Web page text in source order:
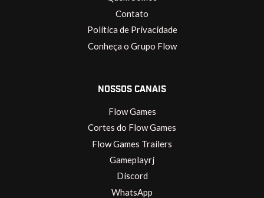
Contato
Política de Privacidade
Conheça o Grupo Flow
NOSSOS CANAIS
Flow Games
Cortes do Flow Games
Flow Games Trailers
Gameplayrj
Discord
WhatsApp